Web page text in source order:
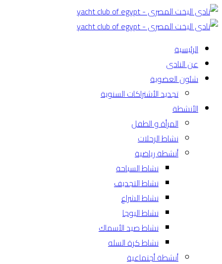
الرئيسية
عن النادى
شئون العضوية
تجديد الأشتراكات السنوية
الأنشطة
المرأة و الطفل
نشاط الرحلات
أنشطة رياضية
نشاط السباحة
نشاط التجديف
نشاط الشراع
نشاط اليوجا
نشاط صيد الأسماك
نشاط كرة السله
أنشطة أجتماعية